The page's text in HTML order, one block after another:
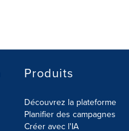
Produits
Découvrez la plateforme
Planifier des campagnes
Créer avec l'IA